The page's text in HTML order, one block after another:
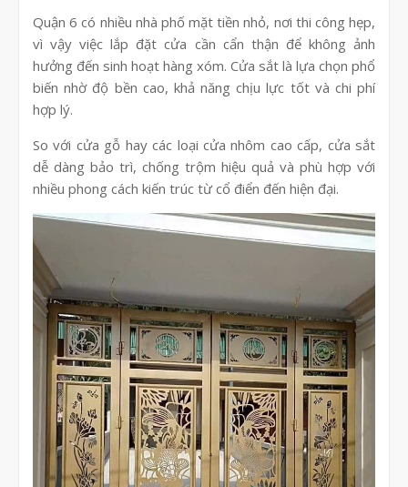
Quận 6 có nhiều nhà phố mặt tiền nhỏ, nơi thi công hẹp,
vì vậy việc lắp đặt cửa cần cẩn thận để không ảnh
hưởng đến sinh hoạt hàng xóm. Cửa sắt là lựa chọn phổ
biến nhờ độ bền cao, khả năng chịu lực tốt và chi phí
hợp lý.
So với cửa gỗ hay các loại cửa nhôm cao cấp, cửa sắt
dễ dàng bảo trì, chống trộm hiệu quả và phù hợp với
nhiều phong cách kiến trúc từ cổ điển đến hiện đại.